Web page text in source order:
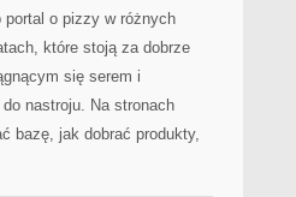
portal o pizzy w różnych
które stoją za dobrze
się serem i
nastroju. Na stronach
bazę, jak dobrać produkty,